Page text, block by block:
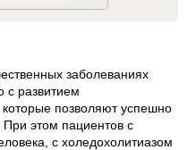
заболеваниях
с развитием
позволяют успешно
При этом пациентов с
с холедохолитиазом